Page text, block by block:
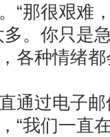
“那很艰难
。你只是
各种情绪都
通过电子
“我们一直